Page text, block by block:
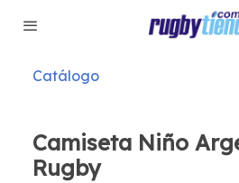
Catálogo
Camiseta Niño
Rugby